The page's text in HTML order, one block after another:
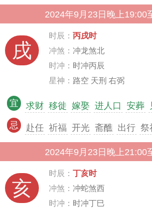
2024年9月23日晚上19:00
戌
时辰： 丙戌时
冲煞： 冲龙煞北
时冲： 时冲丙辰
星神： 路空 天刑 右弼
宜 求财 移徙 嫁娶 进人口 安葬
忌 赴任 祈福 开光 斋醮 出行 祭
2024年9月23日晚上21:00
亥
时辰： 丁亥时
冲煞： 冲蛇煞西
时冲： 时冲丁巳